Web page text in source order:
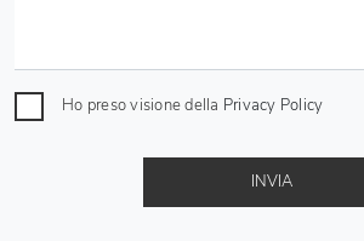
Ho preso visione della Privacy Policy
INVIA